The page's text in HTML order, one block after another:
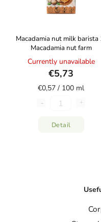
Macadamia nut milk barista
Macadamia nut farm
Currently unavailable
€5,73
€0,57 / 100 ml
Detail